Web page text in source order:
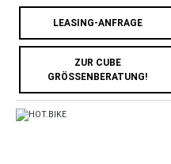
LEASING-ANFRAGE
ZUR CUBE
GRÖSSENBERATUNG!